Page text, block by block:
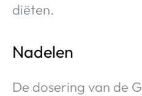
diëten.
Nadelen
De dosering van de